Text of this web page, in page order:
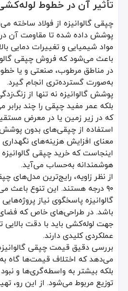
تأثیر آن در خطوط
پوشش داده شده تا مقاومت آن در
مواد شیمیایی و تغییرات دمایی
باعث می‌شود که فروش چپقی
در مناطق مرطوب، صنعتی و یا
به‌صورت گسترده‌تری انجام گیرد.
پوشش گالوانیزه نه تنها از
بلکه عمر مفید چپقی را چند برابر
که در زیر زمین یا در معرض
استفاده از چپقی‌های بدون
معنای افزایش هزینه‌های نگهداری
اینجاست که خرید چپقی
هوشمندانه به‌حساب می‌آید.
۹۰ درجه هستند. این تنوع باعث
گالوانیزه پاسخگوی نیاز
باشد. در طراحی‌های خاص که
جهت لوله‌کشی باید با دقت بالایی
عملکردی کلیدی دارند.
بررسی دقیق قیمت چپقی گالوانیزه
می‌دهد که اختلاف قیمت‌ها گاه
بلکه بیشتر به واسطه‌گری‌ها و
توزیع مربوط می‌شود. از این رو،